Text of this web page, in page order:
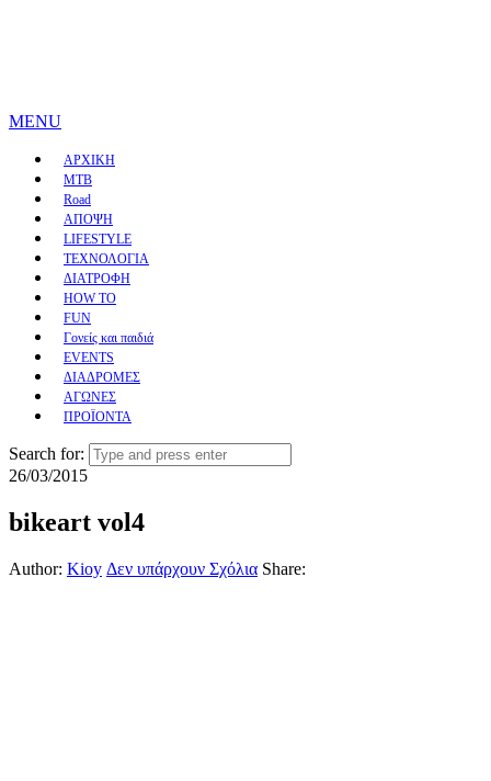
MENU
ΑΡΧΙΚΗ
MTB
Road
ΑΠΟΨΗ
LIFESTYLE
ΤΕΧΝΟΛΟΓΙΑ
ΔΙΑΤΡΟΦΗ
HOW TO
FUN
Γονείς και παιδιά
EVENTS
ΔΙΑΔΡΟΜΕΣ
ΑΓΩΝΕΣ
ΠΡΟΪΟΝΤΑ
Search for:
26/03/2015
bikeart vol4
Author: Kioy Δεν υπάρχουν Σχόλια Share: